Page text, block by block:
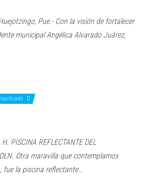
Pue.- Con la visión de fortalecer
municipal Angélica Alvarado Juárez,
PISCINA REFLECTANTE DEL
Otra maravilla que contemplamos
fue la piscina reflectante…